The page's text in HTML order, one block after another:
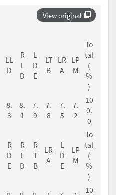
View original
LL
D
R
L
D
L
D
E
LT
B
LR
A
LP
M
To
tal
(
%
)
8.
3
8.
1
7.
9
7.
8
7.
5
7.
2
10
0.
0
R
D
E
R
L
D
R
T
B
LR
A
L
D
E
LP
M
To
tal
(
%
)
10